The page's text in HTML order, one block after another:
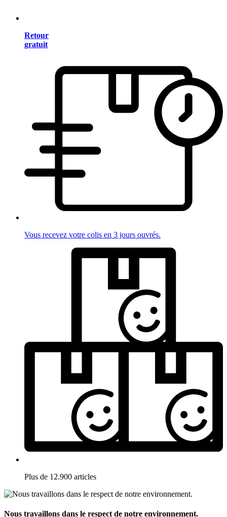
Retour
gratuit
Vous recevez votre colis en 3 jours ouvrés.
Plus de 12.900 articles
Nous travaillons dans le respect de notre environnement.